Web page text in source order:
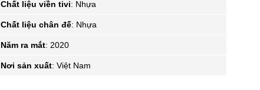
Chất liệu viền tivi: Nhựa
Chất liệu chân đế: Nhựa
Năm ra mắt: 2020
Nơi sản xuất: Việt Nam